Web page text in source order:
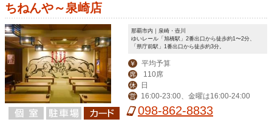
ちねんや～泉崎店
那覇市内｜泉崎・壺川
ゆいレール「旭橋駅」2番出口から徒歩約1〜2分、
「県庁前駅」1番出口から徒歩約3分。
￥ 平均予算
席 110席
休 日
営 16:00-23:00、金曜は16:00-24:00
098-862-8833